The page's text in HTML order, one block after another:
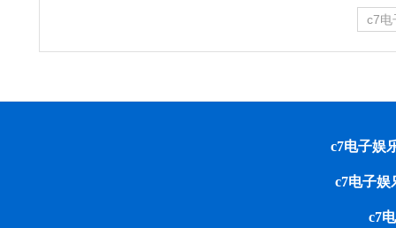
c7电
c7电子娱
c7电子娱
c7